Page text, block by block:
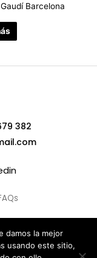
Barcelona
382
damos la mejor
usando este sitio,